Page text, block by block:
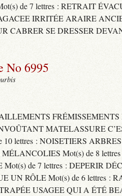
de 7 lettres : RETRAIT
IRRITÉE ARAIRE
CABRER SE DRESSER
No 6995
FRÉMISSEMENTS
MATELASSURE
lettres : NOISETIERS
Mot(s) de 8
de 7 lettres : DEPERIR
UN RÔLE Mot(s) de 6 lettres :
USAGEE QUI A ÉTÉ